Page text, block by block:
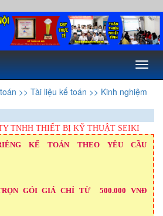
Toggle
>> Tài liệu kế toán >> Kinh nghiệm
TNHH THIẾT BỊ KỸ THUẬT SEIKI
KẾ TOÁN THEO YÊU CẦU
GÓI GIÁ CHỈ TỪ 500.000 VNĐ